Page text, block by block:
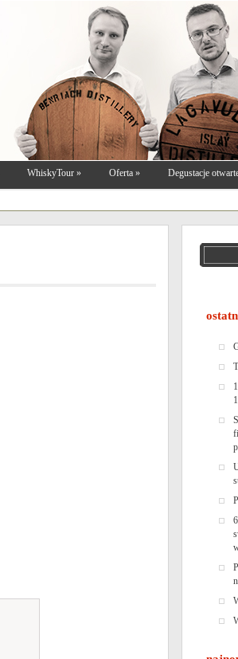
WhiskyTour » Oferta » Degustacje